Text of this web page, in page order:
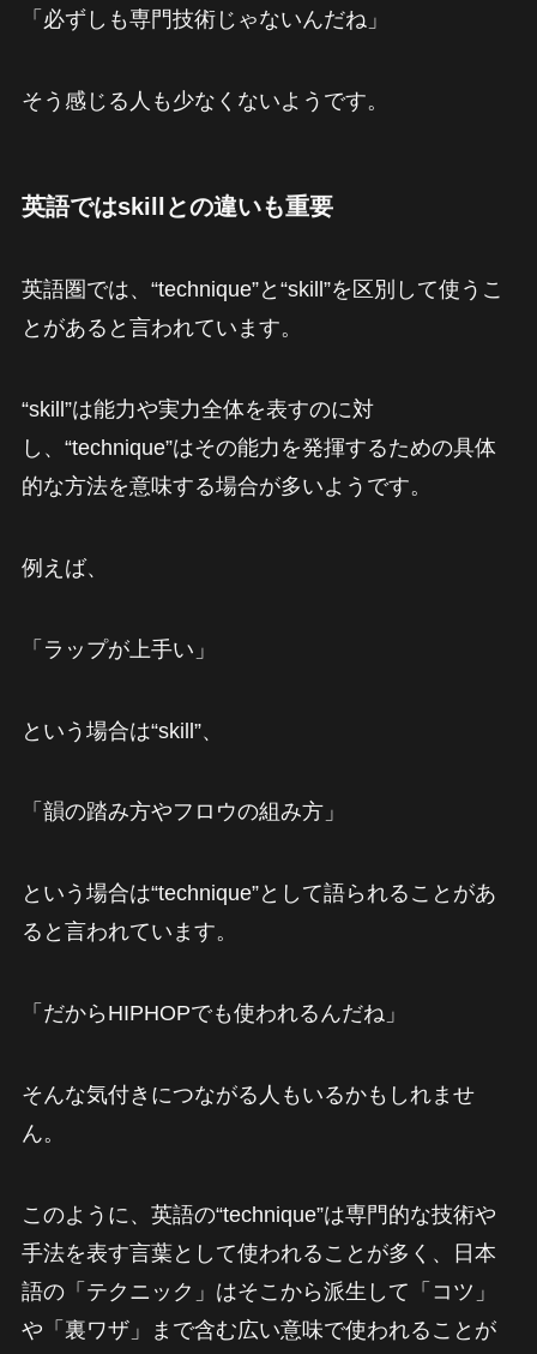
「必ずしも専門技術じゃないんだね」
そう感じる人も少なくないようです。
英語ではskillとの違いも重要
英語圏では、“technique”と“skill”を区別して使うこ
とがあると言われています。
“skill”は能力や実力全体を表すのに対
し、“technique”はその能力を発揮するための具体
的な方法を意味する場合が多いようです。
例えば、
「ラップが上手い」
という場合は“skill”、
「韻の踏み方やフロウの組み方」
という場合は“technique”として語られることがあ
ると言われています。
「だからHIPHOPでも使われるんだね」
そんな気付きにつながる人もいるかもしれませ
ん。
このように、英語の“technique”は専門的な技術や
手法を表す言葉として使われることが多く、日本
語の「テクニック」はそこから派生して「コツ」
や「裏ワザ」まで含む広い意味で使われることが